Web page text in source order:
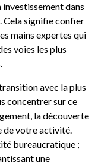
dans
signifie confier
mains expertes qui
voies les plus
avec la plus
concentrer sur ce
la découverte
de votre activité.
bureaucratique ;
une